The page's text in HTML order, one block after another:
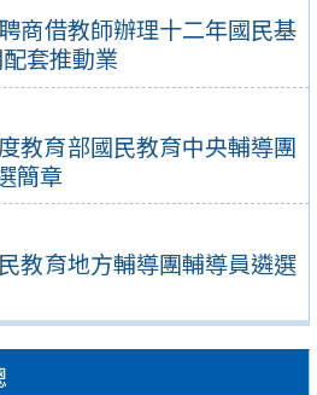
商借教師辦理十二年國民基
套推動業
教育部國民教育中央輔導團
簡章
教育地方輔導團輔導員遴選